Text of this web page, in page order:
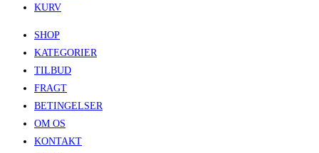
KURV
SHOP
KATEGORIER
TILBUD
FRAGT
BETINGELSER
OM OS
KONTAKT